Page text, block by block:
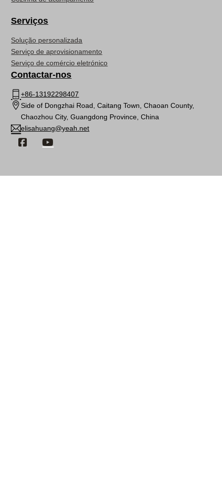
Serviços
Solução personalizada
Serviço de aprovisionamento
Serviço de comércio eletrónico
Contactar-nos
+86-13192298407
Side of Dongzhai Road, Caitang Town, Chaoan County,
Chaozhou City, Guangdong Province, China
elisahuang@yeah.net